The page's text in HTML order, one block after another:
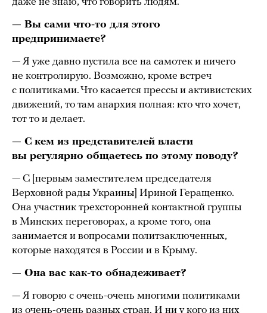
— Вы сами что-то для этого
предпринимаете?
— Я уже давно пустила все на самотек и ничего
не контролирую. Возможно, кроме встреч
с политиками. Что касается прессы и активистских
движений, то там анархия полная: кто что хочет,
тот то и делает.
— С кем из представителей власти
вы регулярно общаетесь по этому поводу?
— С [первым заместителем председателя
Верховной рады Украины] Ириной Геращенко.
Она участник трехсторонней контактной группы
в Минских переговорах, а кроме того, она
занимается и вопросами политзаключенных,
которые находятся в России и в Крыму.
— Она вас как-то обнадеживает?
— Я говорю с очень-очень многими политиками
из очень-очень разных стран. И ни у кого из них